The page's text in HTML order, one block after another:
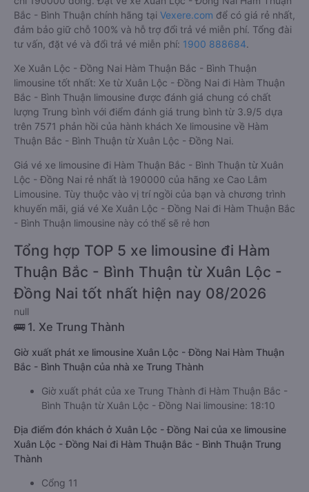
Bắc - Bình Thuận chính hãng tại Vexere.com để có giá rẻ nhất,
đảm bảo giữ chỗ 100% và hỗ trợ đổi trả vé miễn phí. Tổng đài
tư vấn, đặt vé và đổi trả vé miễn phí: 1900 888684.
Xe Xuân Lộc - Đồng Nai Hàm Thuận Bắc - Bình Thuận
limousine tốt nhất: Xe từ Xuân Lộc - Đồng Nai đi Hàm Thuận
Bắc - Bình Thuận limousine được đánh giá chung có chất
lượng Trung bình với điểm đánh giá trung bình từ 3.9/5 dựa
trên 7571 phản hồi của hành khách Xe limousine về Hàm
Thuận Bắc - Bình Thuận từ Xuân Lộc - Đồng Nai.
Giá vé xe limousine đi Hàm Thuận Bắc - Bình Thuận từ Xuân
Lộc - Đồng Nai rẻ nhất là 190000 của hãng xe Cao Lâm
Limousine. Tùy thuộc vào vị trí ngồi của bạn và chương trình
khuyến mãi, giá vé Xe Xuân Lộc - Đồng Nai đi Hàm Thuận Bắc
- Bình Thuận limousine này có thể sẽ rẻ hơn
Tổng hợp TOP 5 xe limousine đi Hàm
Thuận Bắc - Bình Thuận từ Xuân Lộc -
Đồng Nai tốt nhất hiện nay 08/2026
null
🚌 1. Xe Trung Thành
Giờ xuất phát xe limousine Xuân Lộc - Đồng Nai Hàm Thuận
Bắc - Bình Thuận của nhà xe Trung Thành
Giờ xuất phát của xe Trung Thành đi Hàm Thuận Bắc -
Bình Thuận từ Xuân Lộc - Đồng Nai limousine: 18:10
Địa điểm đón khách ở Xuân Lộc - Đồng Nai của xe limousine
Xuân Lộc - Đồng Nai đi Hàm Thuận Bắc - Bình Thuận Trung
Thành
Cổng 11